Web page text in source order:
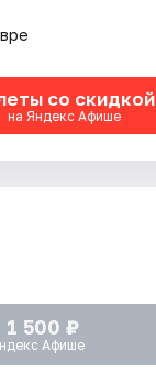
со скидкой
на Яндекс Афише
1 500 ₽
Афише